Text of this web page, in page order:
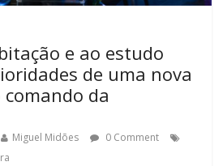
e ao estudo
de uma nova
da
Miguel Midões
0 Comment